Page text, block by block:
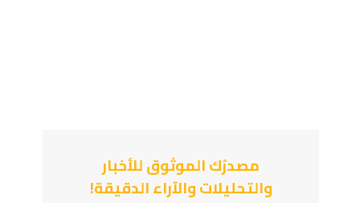
مصدرُك الموثوق للأخبار
والتحليلات والآراء الدقيقة!